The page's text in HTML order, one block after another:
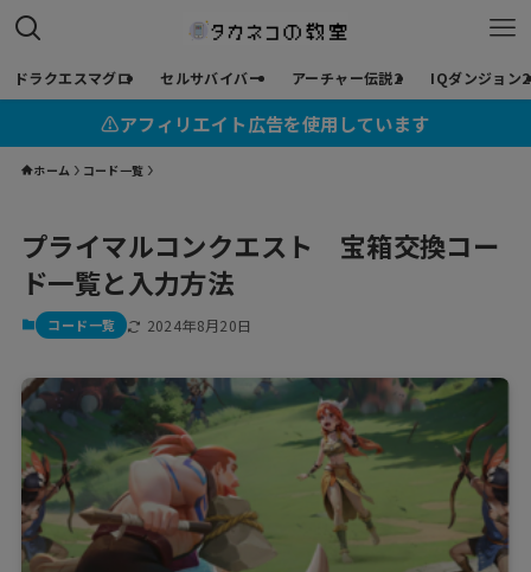
ドラクエスマグロ セルサバイバー アーチャー伝説2 IQダンジョン2
⚠︎アフィリエイト広告を使用しています
ホーム コード一覧
プライマルコンクエスト 宝箱交換コー
ド一覧と入力方法
コード一覧 2024年8月20日